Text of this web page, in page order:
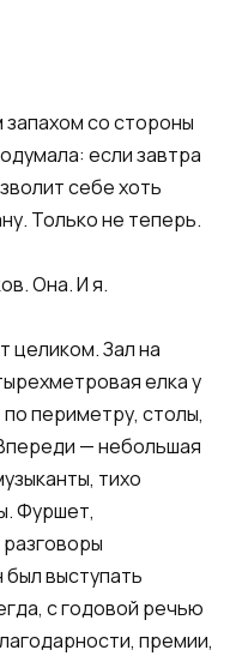
со стороны
если завтра
себе хоть
Только не теперь.
Она. И я.
целиком. Зал на
елка у
периметру, столы,
— небольшая
тихо
Фуршет,
выступать
с годовой речью
премии,